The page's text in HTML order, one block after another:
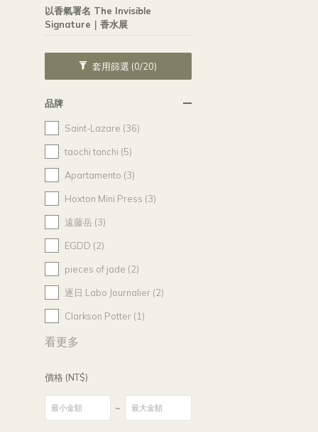
以香氣署名 The Invisible
Signature｜香水展
套用篩選 (0/20)
品牌
Saint-Lazare (36)
taochi tanchi (5)
Apartamento (3)
Hoxton Mini Press (3)
遠藤岳 (3)
EGDD (2)
pieces of jade (2)
逐日 Labo Journalier (2)
Clarkson Potter (1)
看更多
價格 (NT$)
~